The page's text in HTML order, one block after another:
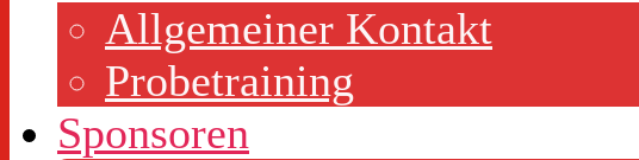
Allgemeiner Kontakt
Probetraining
Sponsoren